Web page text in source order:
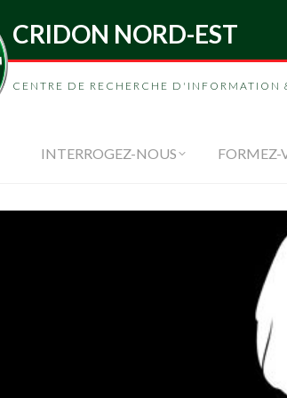
CRIDON NORD-EST
CENTRE DE RECHERCHE
INTERROGEZ-NOUS FORMEZ-
INTERROGEZ-NOUS